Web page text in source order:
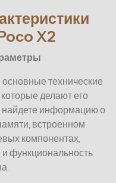
X2
технические
делают его
информацию о
встроенном
компонентах,
функциональность